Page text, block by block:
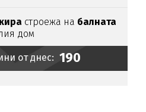
строежа на балната
дом
от днес: 190